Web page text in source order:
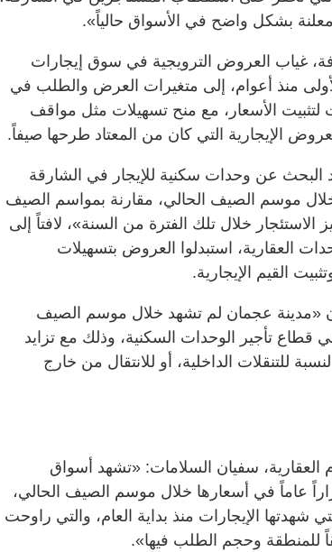
بشكل واضح في الأسواق حالياً».
غياب العروض الترويجية في سوق إيجارات
منذ أعوام، إلى متغيرات العرض والطلب في
لتثبيت الأسعار، مع منح تسهيلات مثل مواقف
الإيجارية التي كان من المعتاد طرحها صيفاً.
البحث عن وحدات سكنية للإيجار في الشارقة
موسم الصيف الحالي، مقارنة بمواسم الصيف
خلال تلك الفترة من السنة»، لافتاً إلى
العقارية، استبدلوا العروض بتسهيلات
القيم الإيجارية.
«مدينة عجمان لم تشهد خلال موسم الصيف
تأجير الوحدات السكنية، وذلك مع تزايد
للتنقلات الداخلية، أو للانتقال من خارج
العقارية، سفيان السلامات: «تشهد أسواق
عاماً في أسعارها خلال موسم الصيف الحالي،
شهدتها الإيجارات منذ بداية العام، والتي راوحت